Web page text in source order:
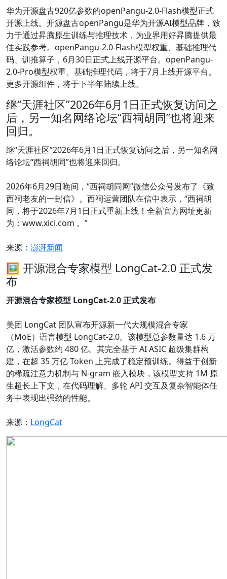
华为开源盘古920亿参数的openPangu-2.0-Flash模型正式
开源上线。开源盘古openPangu是华为开源AI模型品牌，致
力于通过昇腾原生训练与推理技术，为业界用好昇腾提供最
佳实践参考。openPangu-2.0-Flash模型权重、基础推理代
码、训推算子，6月30日正式上线开源平台。openPangu-
2.0-Pro模型权重、基础推理代码，将于7月上线开源平台。
更多开源组件，将于下半年陆续上线。
继“天涯社区”2026年6月1日正式恢复访问之
后，另一知名网络论坛“西祠胡同”也将迎来
回归。
继“天涯社区”2026年6月1日正式恢复访问之后，另一知名网
络论坛“西祠胡同”也将迎来回归。
2026年6月29日晚间，“西祠胡同网”微信公众号发布了《致
西祠老友的一封信》。西祠运营团队在信中表示，“西祠胡
同，将于2026年7月1日正式重新上线！全新官方网址更新
为：www.xici.com 。”
来源： 澎湃新闻
🖼 开源混合专家模型 LongCat-2.0 正式发
布
开源混合专家模型 LongCat-2.0 正式发布
美团 LongCat 团队宣布开源新一代大规模混合专家
（MoE）语言模型 LongCat-2.0。该模型总参数量达 1.6 万
亿，激活参数约 480 亿。其完全基于 AI ASIC 超级集群构
建，在超 35 万亿 Token 上完成了稳定预训练。得益于创新
的稀疏注意力机制与 N-gram 嵌入模块，该模型支持 1M 原
生超长上下文，在代码理解、多轮 API 交互及复杂智能体任
务中表现出强劲的性能。
来源： LongCat